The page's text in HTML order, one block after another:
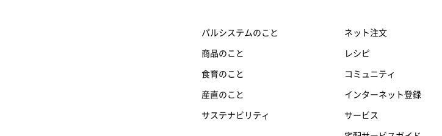
パルシステムのこと
商品のこと
食育のこと
産直のこと
サステナビリティ
ネット注文
レシピ
コミュニティ
インターネット登録
サービス